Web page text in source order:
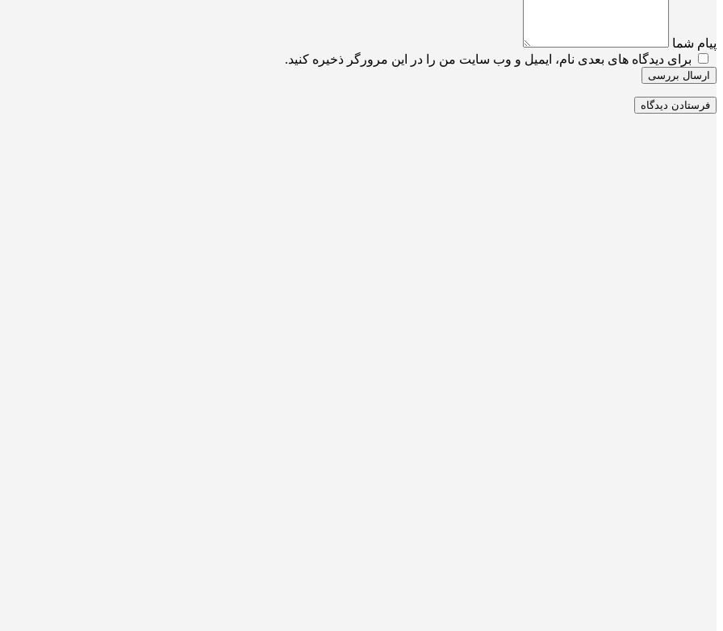
پیام شما
برای دیدگاه های بعدی نام، ایمیل و وب سایت من را در این مرورگر ذخیره کنید.
ارسال بررسی